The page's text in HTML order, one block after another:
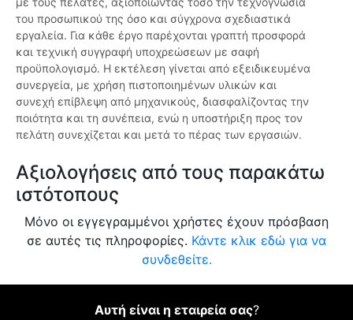
του προσωπικού της όσο και σύγχρονα σχεδιαστικά
εργαλεία. Για κάθε έργο παρέχονται γραπτή προσφορά
και τεχνική συγγραφή υποχρεώσεων με σαφή
προϋπολογισμό. Η εκτέλεση γίνεται από εξειδικευμένα
συνεργεία, με χρήση πιστοποιημένων υλικών και
συνεχή επίβλεψη από μηχανικούς, διασφαλίζοντας την
ποιότητα και τη συνέπεια, ενώ η υποστήριξη προς τον
πελάτη συνεχίζεται και μετά το πέρας των εργασιών.
Αξιολογήσεις από τους παρακάτω
ιστότοπους
Μόνο οι εγγεγραμμένοι χρήστες έχουν πρόσβαση
σε αυτές τις πληροφορίες. Κάντε κλικ εδώ για να
συνδεθείτε.
Αυτή είναι η εταιρεία σας?